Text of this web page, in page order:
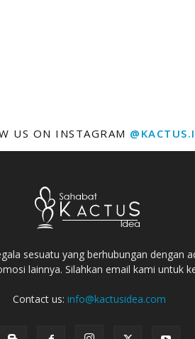
US ON INSTAGRAM
sesuatu yang berhubungan dengan
lainnya. Silahkan email kami untuk
Contact us: info@kactusidea.com